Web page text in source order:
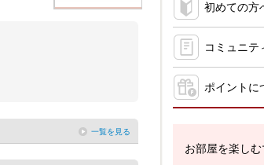
一覧を見る
初めての方
コミュニテ
ポイントに
お部屋を楽しむ